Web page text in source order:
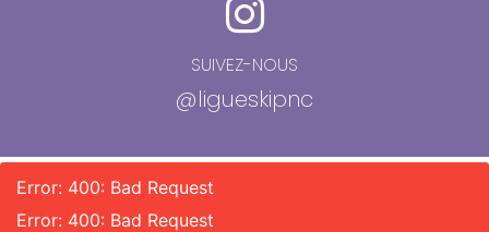
SUIVEZ-NOUS
@ligueskipnc
Error: 400: Bad Request
Error: 400: Bad Request